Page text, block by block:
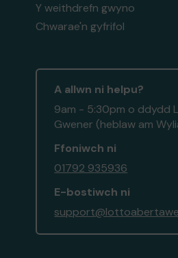
Y weithdrefn gwyno
Chwarae'n gyfrifol
A allwn ni helpu?
9am - 5:30pm o ddydd
Gwener (heblaw am
Ffoniwch ni
01792 935936
E-bostiwch ni